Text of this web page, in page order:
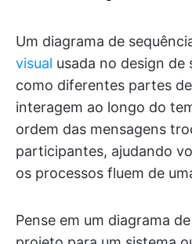
Um diagrama de
visual usada no design
como diferentes partes
interagem ao longo do
ordem das mensagens
participantes, ajudando
os processos fluem de
Pense em um diagrama